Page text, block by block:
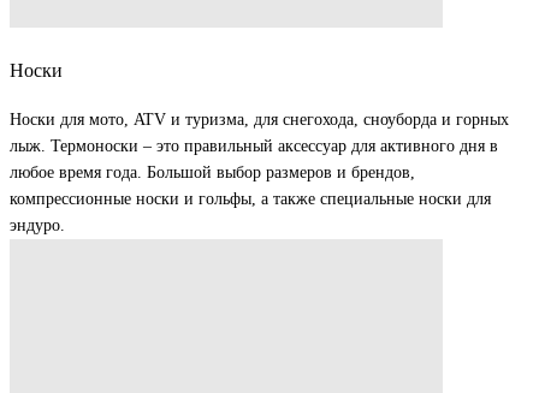
Носки
Носки для мото, ATV и туризма, для снегохода, сноуборда и горных
лыж. Термоноски – это правильный аксессуар для активного дня в
любое время года. Большой выбор размеров и брендов,
компрессионные носки и гольфы, а также специальные носки для
эндуро.